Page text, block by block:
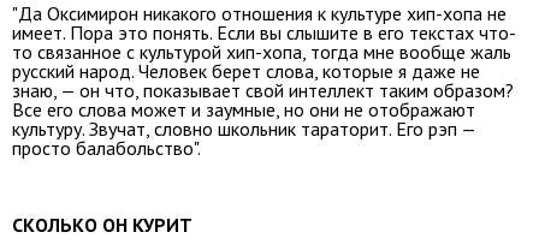
"Да Оксимирон никакого отношения к культуре хип-хопа не
имеет. Пора это понять. Если вы слышите в его текстах что-
то связанное с культурой хип-хопа, тогда мне вообще жаль
русский народ. Человек берет слова, которые я даже не
знаю, — он что, показывает свой интеллект таким образом?
Все его слова может и заумные, но они не отображают
культуру. Звучат, словно школьник тараторит. Его рэп —
просто балабольство".
СКОЛЬКО ОН КУРИТ